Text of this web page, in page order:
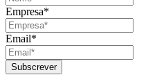
Empresa*
Email*